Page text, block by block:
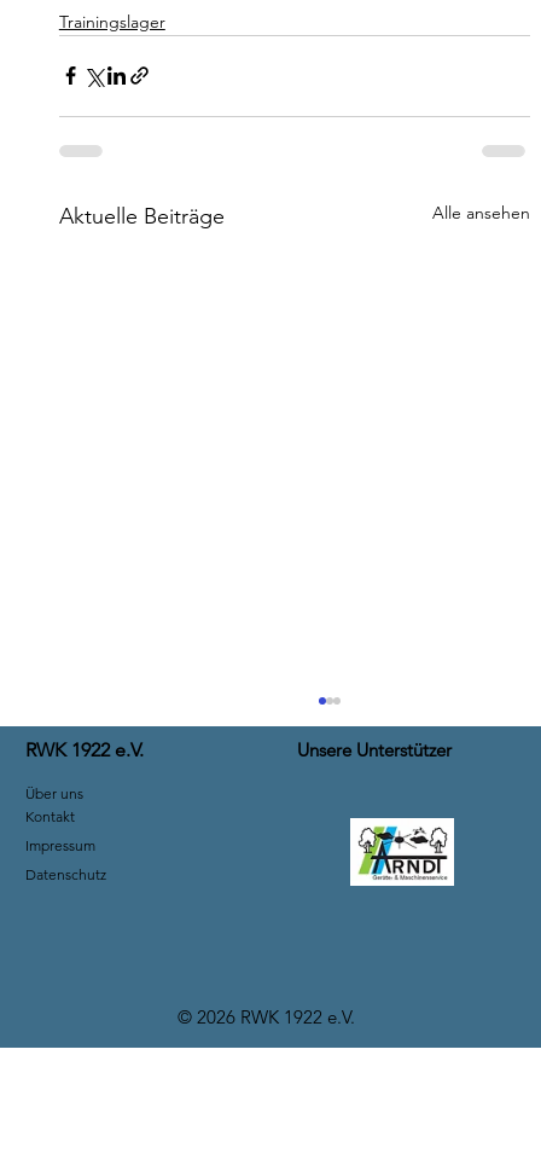
Trainingslager
Aktuelle Beiträge Alle ansehen
© 2026 RWK 1922 e.V.
RWK 1922 e.V.
Über uns
Kontakt
Impressum
Datenschutz
Unsere Unterstützer